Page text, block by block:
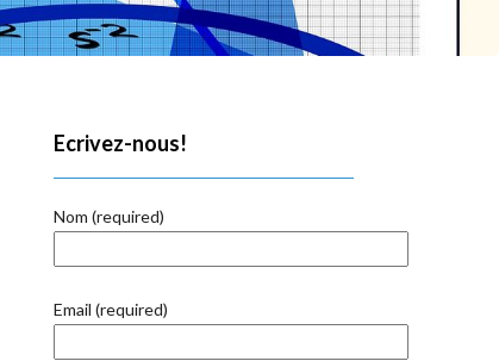
Ecrivez-nous!
Nom (required)
Email (required)